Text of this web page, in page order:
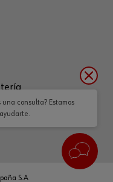
S.A
una consulta? Estamos